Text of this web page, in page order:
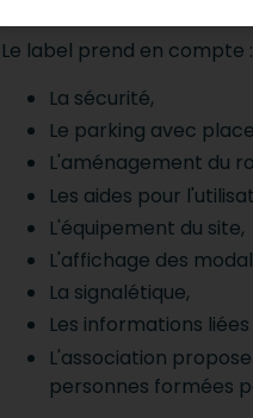
Le label prend en compte :
La sécurité,
Le parking avec
L'aménagement du
Les aides pour
L'équipement du site,
L'affichage des
La signalétique,
Les informations
L'association
personnes formées